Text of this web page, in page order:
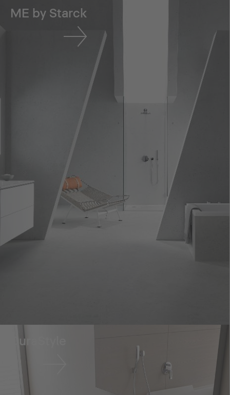
ME by Starck
DuraStyle